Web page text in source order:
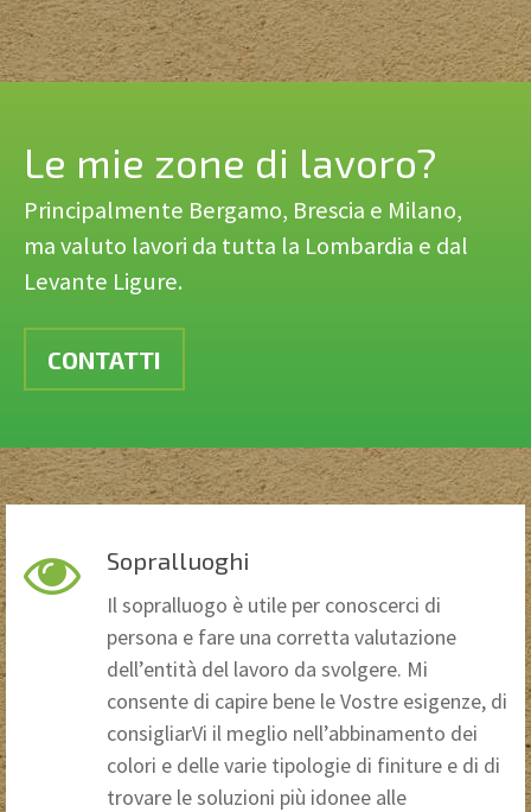
Le mie zone di lavoro?
Principalmente Bergamo, Brescia e Milano,
ma valuto lavori da tutta la Lombardia e dal
Levante Ligure.
CONTATTI
Sopralluoghi
Il sopralluogo è utile per conoscerci di
persona e fare una corretta valutazione
dell’entità del lavoro da svolgere. Mi
consente di capire bene le Vostre esigenze, di
consigliarVi il meglio nell’abbinamento dei
colori e delle varie tipologie di finiture e di di
trovare le soluzioni più idonee alle